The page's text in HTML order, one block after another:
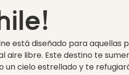
está diseñado para aquellas
aire libre. Este destino te
cielo estrellado y te